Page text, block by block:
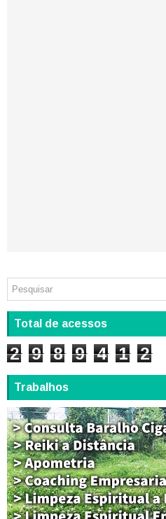
Total de acessos
2 9 8 9 4 1 2
Trabalhos